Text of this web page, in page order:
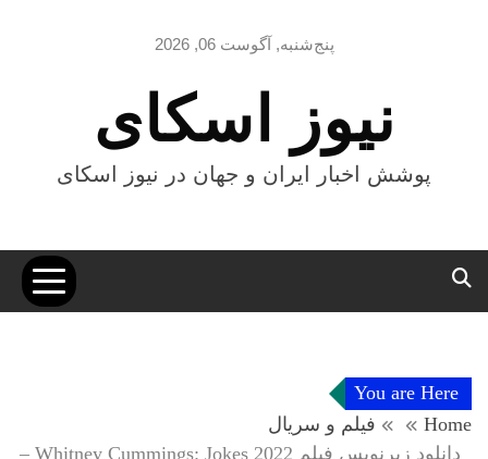
پنج‌شنبه, آگوست 06, 2026
نیوز اسکای
پوشش اخبار ایران و جهان در نیوز اسکای
You are Here
Home
فیلم و سریال
دانلود زیرنویس فیلم Whitney Cummings: Jokes 2022 –